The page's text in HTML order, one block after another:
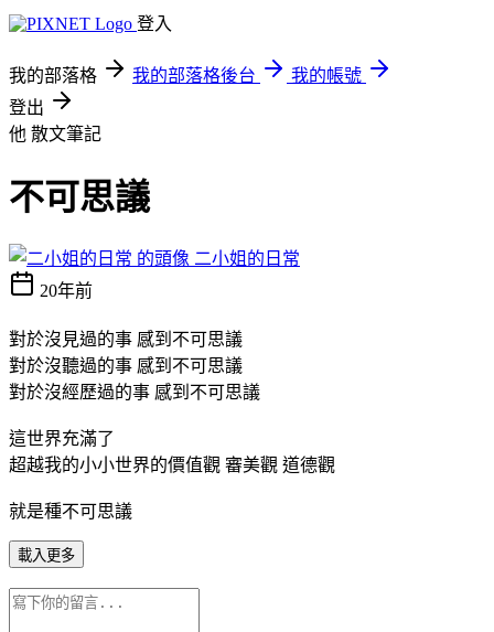
登入
我的部落格 我的部落格後台
我的帳號
登出
他 散文筆記
不可思議
二小姐的日常
20年前
對於沒見過的事 感到不可思議
對於沒聽過的事 感到不可思議
對於沒經歷過的事 感到不可思議
這世界充滿了
超越我的小小世界的價值觀 審美觀 道德觀
就是種不可思議
載入更多